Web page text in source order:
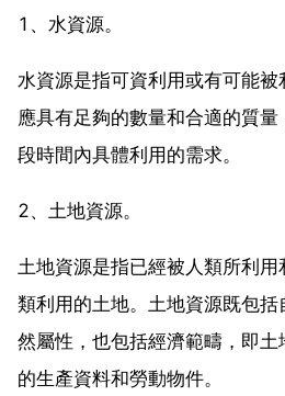
1、水資源。
水資源是指可資利用或有可能
應具有足夠的數量和合適的質
段時間內具體利用的需求。
2、土地資源。
土地資源是指已經被人類所利用
類利用的土地。土地資源既包
然屬性，也包括經濟範疇，即
的生產資料和勞動物件。